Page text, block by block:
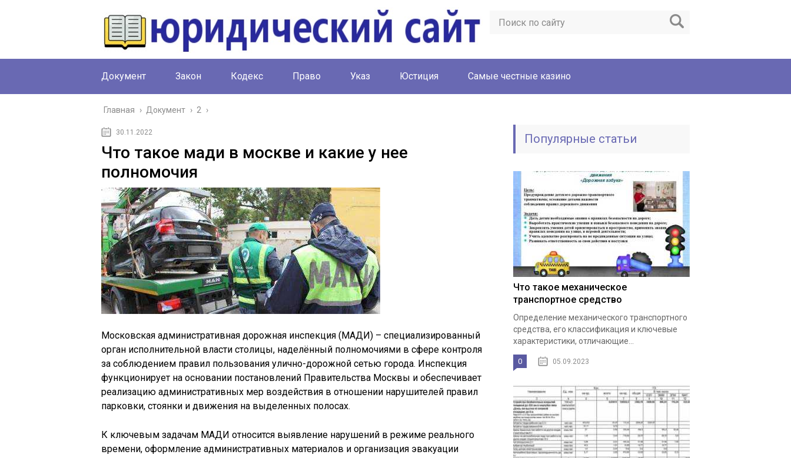
Документ Закон Кодекс Право Указ Юстиция Cамые честные казино
Главная › Документ › 2 ›
30.11.2022
Что такое мади в москве и какие у нее
полномочия
Московская административная дорожная инспекция (МАДИ) – специализированный
орган исполнительной власти столицы, наделённый полномочиями в сфере контроля
за соблюдением правил пользования улично-дорожной сетью города. Инспекция
функционирует на основании постановлений Правительства Москвы и обеспечивает
реализацию административных мер воздействия в отношении нарушителей правил
парковки, стоянки и движения на выделенных полосах.
К ключевым задачам МАДИ относится выявление нарушений в режиме реального
времени, оформление административных материалов и организация эвакуации
Популярные статьи
Что такое механическое
транспортное средство
Определение механического транспортного
средства, его классификация и ключевые
характеристики, отличающие...
0 05.09.2023